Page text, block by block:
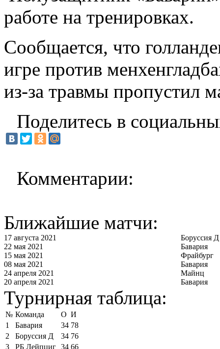
работе на тренировках.
Сообщается, что
игре против
из-за травмы пропустил
Поделитесь в
Комментарии:
Ближайшие матчи:
17 августа 2021
Боруссия Д
22 мая 2021
Бавария
15 мая 2021
Фрайбург
08 мая 2021
Бавария
24 апреля 2021
Майнц
20 апреля 2021
Бавария
Турнирная таблица:
№ Команда О И
1
Бавария 34 78
2
Боруссия Д 34 76
3
РБ Лейпциг 34 66